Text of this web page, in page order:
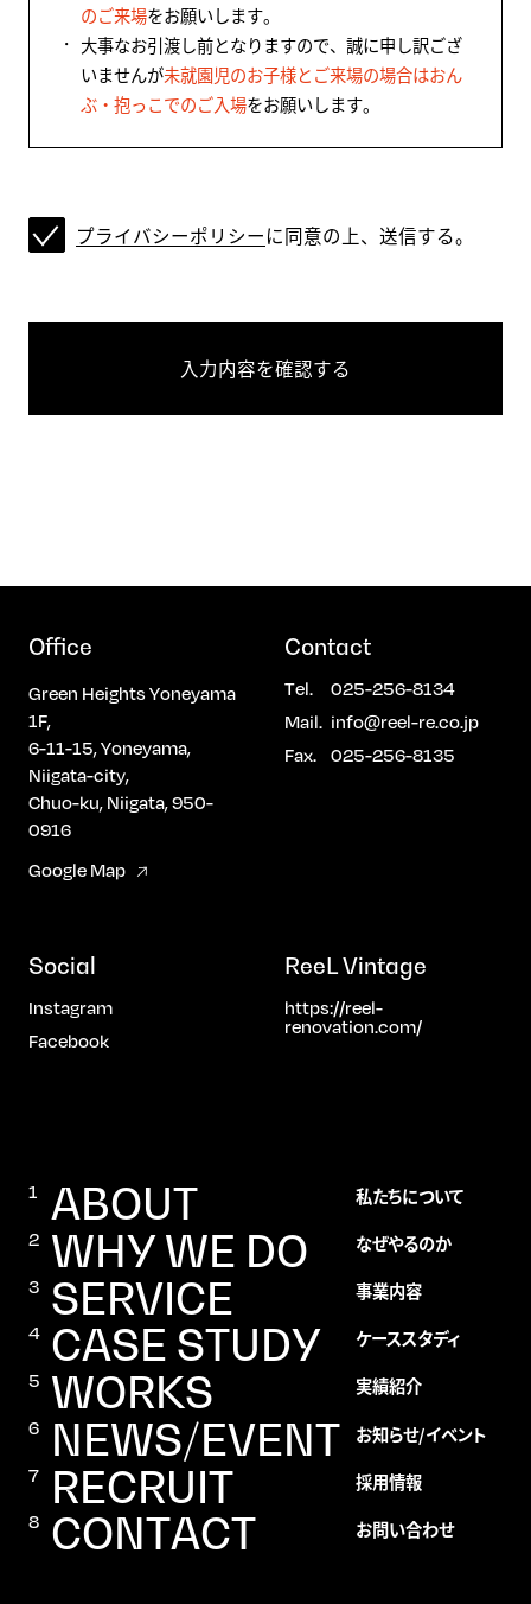
のご来場をお願いします。
大事なお引渡し前となりますので、誠に申し訳ござ
いませんが未就園児のお子様とご来場の場合はおん
ぶ・抱っこでのご入場をお願いします。
プライバシーポリシーに同意の上、送信する。
入力内容を確認する
Office
Green Heights Yoneyama
1F,
6-11-15, Yoneyama,
Niigata-city,
Chuo-ku, Niigata, 950-
0916
Google Map
Contact
Tel.
025-256-8134
Mail. info@reel-re.co.jp
Fax.
025-256-8135
Social
Instagram
Facebook
ReeL Vintage
https://reel-
renovation.com/
ABOUT
WHY WE DO
SERVICE
CASE STUDY
WORKS
NEWS/EVENT
RECRUIT
CONTACT
私たちについて
なぜやるのか
事業内容
ケーススタディ
実績紹介
お知らせ/イベント
採用情報
お問い合わせ